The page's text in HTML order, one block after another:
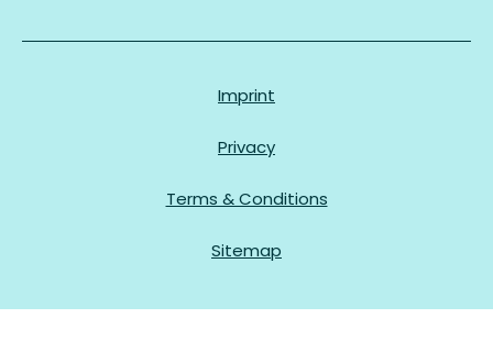
Imprint
Privacy
Terms & Conditions
Sitemap